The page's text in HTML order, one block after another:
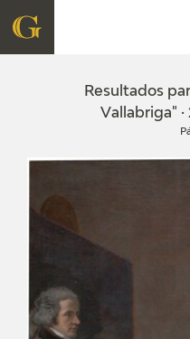
FUNDACIÓN
CONTACTO
Resultados
Vallabriga"